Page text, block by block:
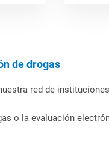
de drogas
red de
o la evaluación